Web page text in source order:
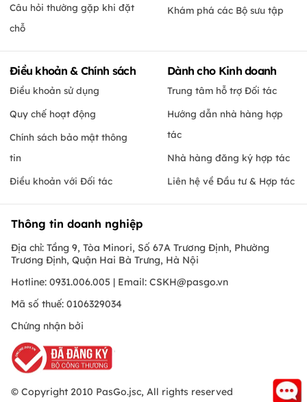
Câu hỏi thường gặp khi đặt
chỗ
Khám phá các Bộ sưu tập
Điều khoản & Chính sách
Điều khoản sử dụng
Quy chế hoạt động
Chính sách bảo mật thông
tin
Điều khoản với Đối tác
Dành cho Kinh doanh
Trung tâm hỗ trợ Đối tác
Hướng dẫn nhà hàng hợp
tác
Nhà hàng đăng ký hợp tác
Liên hệ về Đầu tư & Hợp tác
Thông tin doanh nghiệp
Địa chỉ: Tầng 9, Tòa Minori, Số 67A Trương Định, Phường
Trương Định, Quận Hai Bà Trưng, Hà Nội
Hotline: 0931.006.005 | Email: CSKH@pasgo.vn
Mã số thuế: 0106329034
Chứng nhận bởi
© Copyright 2010 PasGo.jsc, All rights reserved